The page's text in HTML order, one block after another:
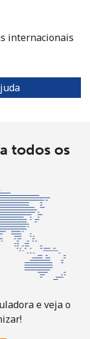
internacionais
todos os
e veja o